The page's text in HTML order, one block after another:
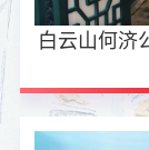
白云山何